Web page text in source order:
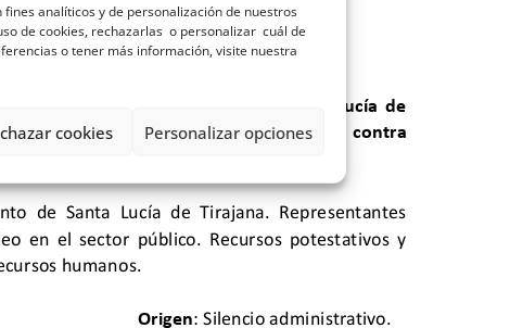
fines analíticos y de personalización de nuestros
de cookies, rechazarlas o personalizar cuál de
o tener más información, visite nuestra
cookies Personalizar opciones